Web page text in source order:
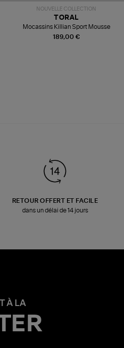
NOUVELLE COLLECTION
189,00 €
TORAL
Mocassins Killian Sport Mousse
RETOUR OFFERT ET FACILE
dans un délai de 14 jours
À LA